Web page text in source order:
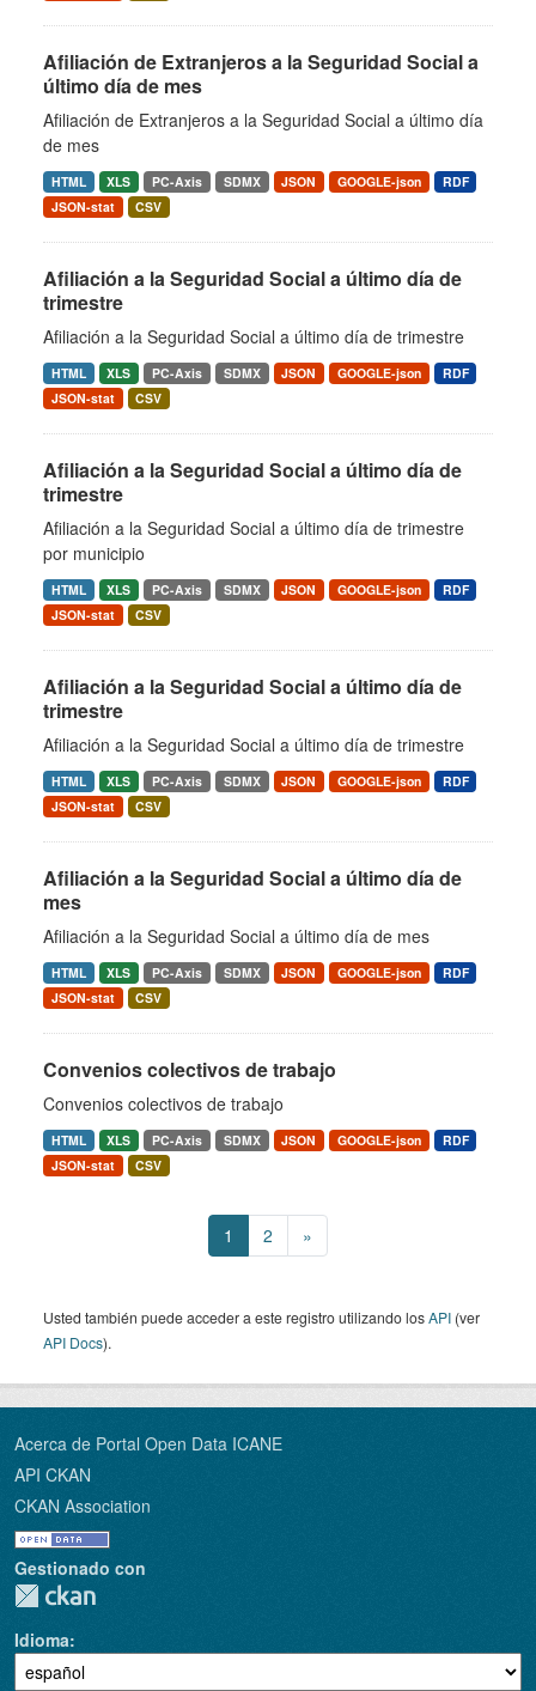
Afiliación de Extranjeros a la Seguridad Social a
último día de mes
Afiliación de Extranjeros a la Seguridad Social a último día
de mes
HTML XLS PC-Axis SDMX JSON GOOGLE-json
RDF
JSON-stat
CSV
Afiliación a la Seguridad Social a último día de
trimestre
Afiliación a la Seguridad Social a último día de trimestre
HTML XLS PC-Axis SDMX JSON GOOGLE-json
RDF
JSON-stat
CSV
Afiliación a la Seguridad Social a último día de
trimestre
Afiliación a la Seguridad Social a último día de trimestre
por municipio
HTML XLS PC-Axis SDMX JSON GOOGLE-json
RDF
JSON-stat
CSV
Afiliación a la Seguridad Social a último día de
trimestre
Afiliación a la Seguridad Social a último día de trimestre
HTML XLS PC-Axis SDMX JSON GOOGLE-json
RDF
JSON-stat
CSV
Afiliación a la Seguridad Social a último día de
mes
Afiliación a la Seguridad Social a último día de mes
HTML XLS PC-Axis SDMX JSON GOOGLE-json
RDF
JSON-stat
CSV
Convenios colectivos de trabajo
Convenios colectivos de trabajo
HTML XLS PC-Axis SDMX JSON GOOGLE-json
RDF
JSON-stat
CSV
1 2 »
Usted también puede acceder a este registro utilizando losAPI (ver
API Docs).
Acerca de Portal Open Data ICANE
API CKAN
CKAN Association
Gestionado con
Idioma